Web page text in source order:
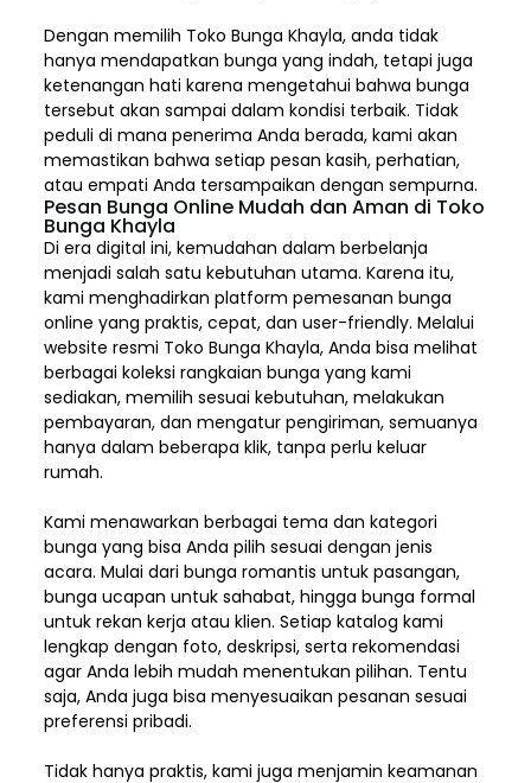
Dengan memilih Toko Bunga Khayla, anda tidak
hanya mendapatkan bunga yang indah, tetapi juga
ketenangan hati karena mengetahui bahwa bunga
tersebut akan sampai dalam kondisi terbaik. Tidak
peduli di mana penerima Anda berada, kami akan
memastikan bahwa setiap pesan kasih, perhatian,
atau empati Anda tersampaikan dengan sempurna.
Pesan Bunga Online Mudah dan Aman di Toko
Bunga Khayla
Di era digital ini, kemudahan dalam berbelanja
menjadi salah satu kebutuhan utama. Karena itu,
kami menghadirkan platform pemesanan bunga
online yang praktis, cepat, dan user-friendly. Melalui
website resmi Toko Bunga Khayla, Anda bisa melihat
berbagai koleksi rangkaian bunga yang kami
sediakan, memilih sesuai kebutuhan, melakukan
pembayaran, dan mengatur pengiriman,semuanya
hanya dalam beberapa klik, tanpa perlu keluar
rumah.
Kami menawarkan berbagai tema dan kategori
bunga yang bisa Anda pilih sesuai dengan jenis
acara. Mulai dari bunga romantis untuk pasangan,
bunga ucapan untuk sahabat, hingga bunga formal
untuk rekan kerja atau klien. Setiap katalog kami
lengkap dengan foto, deskripsi, serta rekomendasi
agar Anda lebih mudah menentukan pilihan. Tentu
saja, Anda juga bisa menyesuaikan pesanan sesuai
preferensi pribadi.
Tidak hanya praktis, kami juga menjamin keamanan